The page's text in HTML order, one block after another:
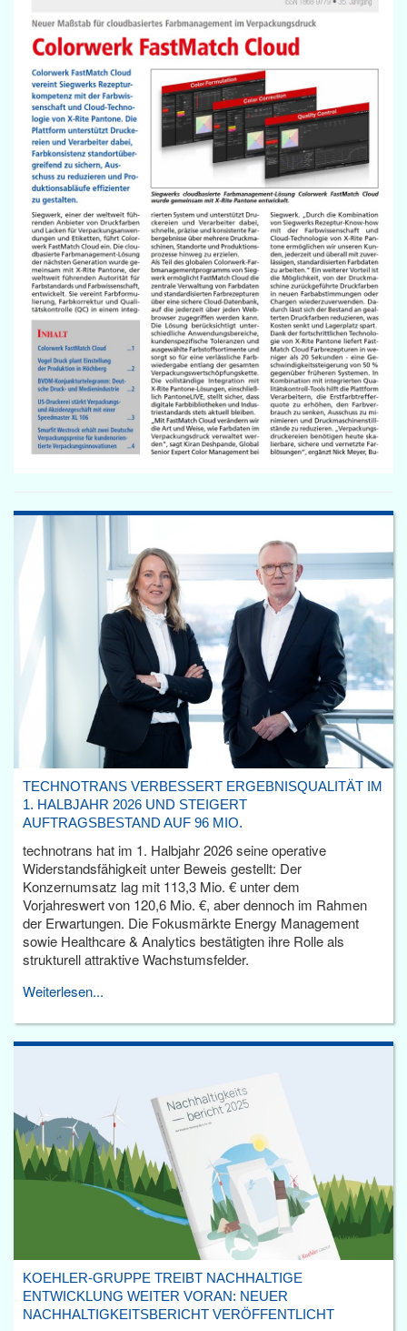
TECHNOTRANS VERBESSERT ERGEBNISQUALITÄT IM
1. HALBJAHR 2026 UND STEIGERT
AUFTRAGSBESTAND AUF 96 MIO.
technotrans hat im 1. Halbjahr 2026 seine operative
Widerstandsfähigkeit unter Beweis gestellt: Der
Konzernumsatz lag mit 113,3 Mio. € unter dem
Vorjahreswert von 120,6 Mio. €, aber dennoch im Rahmen
der Erwartungen. Die Fokusmärkte Energy Management
sowie Healthcare & Analytics bestätigten ihre Rolle als
strukturell attraktive Wachstumsfelder.
Weiterlesen...
KOEHLER-GRUPPE TREIBT NACHHALTIGE
ENTWICKLUNG WEITER VORAN: NEUER
NACHHALTIGKEITSBERICHT VERÖFFENTLICHT